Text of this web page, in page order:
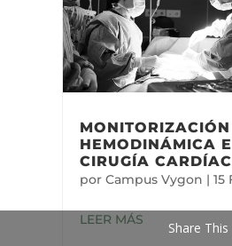
MONITORIZACIÓN
HEMODINÁMICA
CIRUGÍA
por Campus Vygon | 15
LEER MÁS Share This